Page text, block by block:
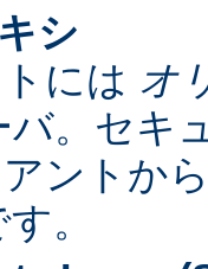
シ
には オ
バ。セキ
ントか
。